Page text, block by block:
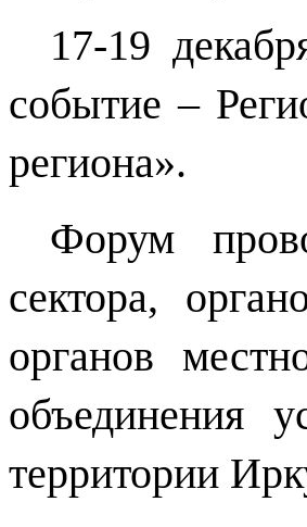
17-19
событие –
региона».
Форум
сектора,
органов
объединения
территории